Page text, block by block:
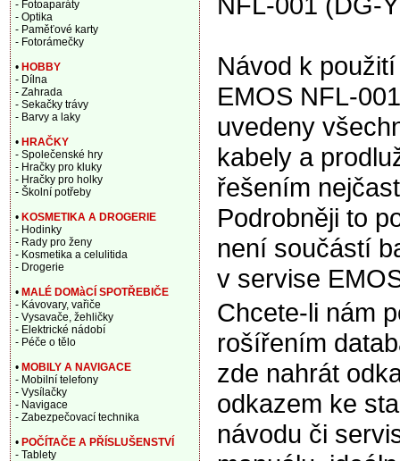
Návod k
EMOS NFL-
uvedeny
kabely a
řešením
Podrobněji to
není součástí
v servise
Chcete-li nám
rošířením
zde nahrát
odkazem ke
návodu či
- Fotoaparáty
- Optika
- Paměťové karty
- Fotorámečky
• HOBBY
- Dílna
- Zahrada
- Sekačky trávy
- Barvy a laky
• HRAČKY
- Společenské hry
- Hračky pro kluky
- Hračky pro holky
- Školní potřeby
• KOSMETIKA A DROGERIE
- Hodinky
- Rady pro ženy
- Kosmetika a celulitida
- Drogerie
• MALÉ DOMàCÍ SPOTŘEBIČE
- Kávovary, vařiče
- Vysavače, žehličky
- Elektrické nádobí
- Péče o tělo
• MOBILY A NAVIGACE
- Mobilní telefony
- Vysílačky
- Navigace
- Zabezpečovací technika
• POČÍTAČE A PŘÍSLUŠENSTVÍ
- Tablety